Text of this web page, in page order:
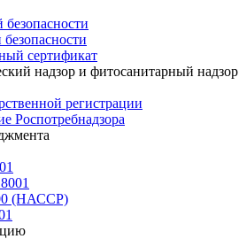
сертификат
надзор и фитосанитарный надзор
регистрации
Роспотребнадзора
(НАССР)